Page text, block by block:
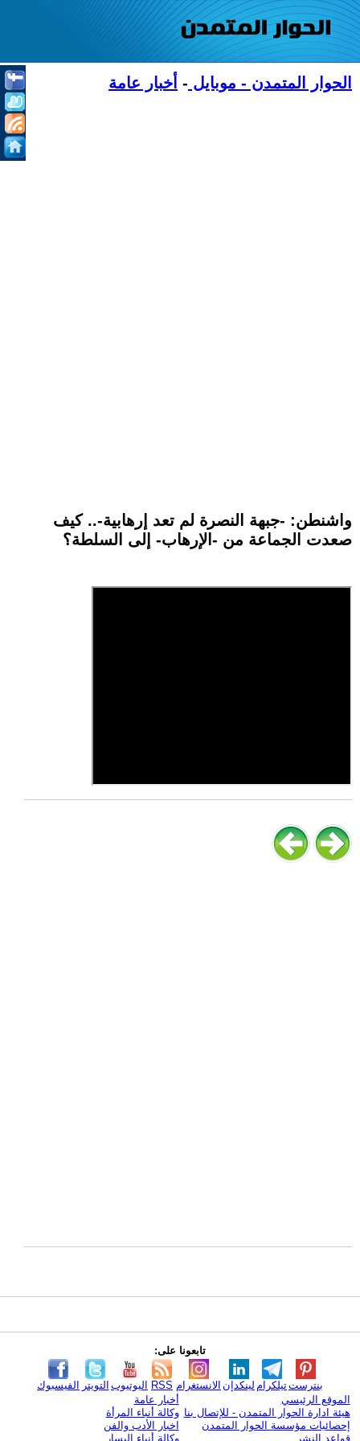
الحوار المتمدن - موبايل - أخبار عامة
واشنطن: -جبهة النصرة لم تعد إرهابية-.. كيف
صعدت الجماعة من -الإرهاب- إلى السلطة؟
تابعونا على:
الفيسبوك التويتر اليوتيوب RSS الانستغرام لينكدإن تيلكرامبنترست
الموقع الرئيسي
هيئة ادارة الحوار المتمدن - للإتصال بنا
إحصائيات مؤسسة الحوار المتمدن
قواعد النشر
أخبار عامة
وكالة أنباء المرأة
اخبار الأدب والفن
وكالة أنباء اليسار